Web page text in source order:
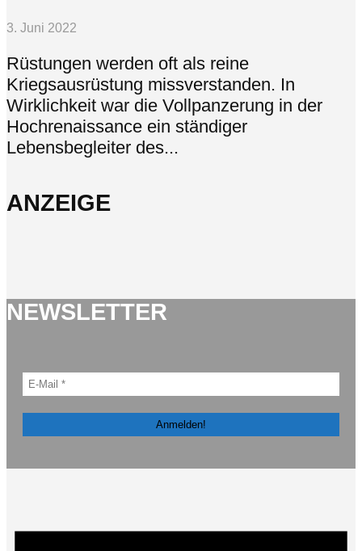
3. Juni 2022
Rüstungen werden oft als reine
Kriegsausrüstung missverstanden. In
Wirklichkeit war die Vollpanzerung in der
Hochrenaissance ein ständiger
Lebensbegleiter des...
ANZEIGE
NEWSLETTER